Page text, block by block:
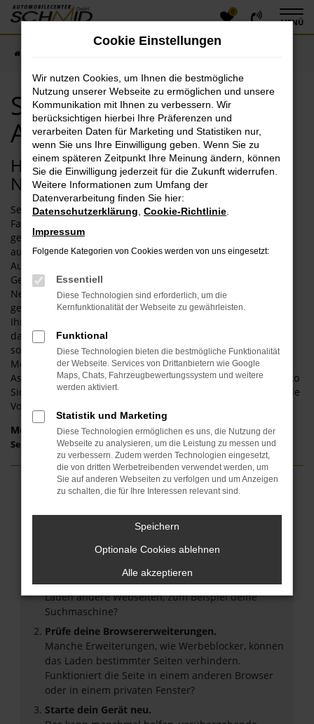
Zum
Hauptinhalt
0
MENÜ
Seat Neuwagen
Angebote in Eichstätt
Herausragende Qualität: Ihr Seat
Neuwagen für Eichstätt
Seat Neuwagen werden immer wieder in der Tages- und
Fachpresse besprochen. Für Eichstätt eignen sich die hoch
gelobten Modelle perfekt und bieten einen
außergewöhnlichen Komfort zum günstigen Preis. Wir vom
Automobilecenter Schmid sind seit mehr als 40 Jahren im
Geschäft und beraten Sie vor dem Kauf eines Seat
Neuwagens umfangreich und kompetent. Gerne finden wir
gemeinsam mit Ihnen heraus, welcher Seat Neuwagen für
Ihre Ansprüche in Eichstätt geeignet ist. Konkret geht es
dabei nicht nur um die Auswahl des passenden Modells,
sondern auch um die Festlegung von Lackierung,
Motorisierung und all der spannenden Extras und
Assistenzsysteme. Seat Neuwagen bieten vor allem in puncto
Sicherheit aber auch hinsichtlich der Effizienz entscheidende
Vorteile – freuen Sie sich darauf, diese zu genießen.
Modelle
Seat Ibiza Neuwagen Eichstätt
Fehler: Network Error
Beim Laden ist ein Fehler aufgetreten.
Hier sind ein paar Tipps, die dir helfen können:
Überprüfe deine Firewall und deine
Internetverbindung.
Laden andere Webseiten, zum Beispiel deine
Suchmaschine?
Prüfe deine Browsererweiterungen.
Manche Erweiterungen, wie Werbeblocker, können
das Laden bestimmter Seiten verhindern.
Funktioniert die Seite in einem anderen Browser
oder in einem privaten Fenster?
Starte dein Gerät neu.
Cookie Einstellungen
Wir nutzen Cookies, um Ihnen die bestmögliche
Nutzung unserer Webseite zu ermöglichen und unsere
Kommunikation mit Ihnen zu verbessern. Wir
berücksichtigen hierbei Ihre Präferenzen und
verarbeiten Daten für Marketing und Statistiken nur,
wenn Sie uns Ihre Einwilligung geben. Wenn Sie zu
einem späteren Zeitpunkt Ihre Meinung ändern, können
Sie die Einwilligung jederzeit für die Zukunft widerrufen.
Weitere Informationen zum Umfang der
Datenverarbeitung finden Sie hier:
Datenschutzerklärung Cookie-Richtlinie
Impressum
Folgende Kategorien von Cookies werden von uns eingesetzt:
Essentiell
Diese Technologien sind erforderlich, um die
Kernfunktionalität der Webseite zu gewährleisten.
Funktional
Diese Technologien bieten die bestmögliche Funktionalität
der Webseite. Services von Drittanbietern wie Google
Maps, Chats, Fahrzeugbewertungssystem und weitere
werden aktiviert.
Statistik und Marketing
Diese Technologien ermöglichen es uns, die Nutzung der
Webseite zu analysieren, um die Leistung zu messen und
zu verbessern. Zudem werden Technologien eingesetzt,
die von dritten Werbetreibenden verwendet werden, um
Sie auf anderen Webseiten zu verfolgen und um Anzeigen
zu schalten, die für Ihre Interessen relevant sind.
Speichern
Optionale Cookies ablehnen
Alle akzeptieren